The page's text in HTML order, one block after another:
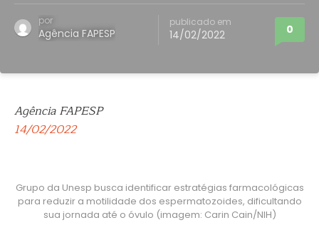
por
Agência FAPESP
publicado em
14/02/2022 0
Agência FAPESP
14/02/2022
Grupo da Unesp busca identificar estratégias farmacológicas
para reduzir a motilidade dos espermatozoides, dificultando
sua jornada até o óvulo (imagem: Carin Cain/NIH)